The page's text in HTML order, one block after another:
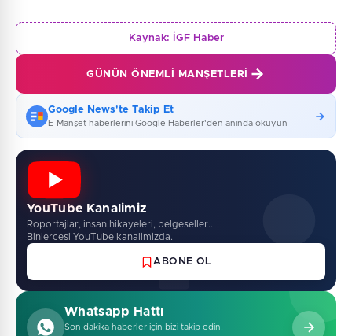
Kaynak: İGF Haber
GÜNÜN ÖNEMLI MANŞETLERI
Google News'te Takip Et
E-Manşet haberlerini Google Haberler'den anında okuyun
YouTube Kanalimiz
Roportajlar, insan hikayeleri, belgeseller...
Binlercesi YouTube kanalimizda.
ABONE OL
Whatsapp Hattı
Son dakika haberler için bizi takip edin!